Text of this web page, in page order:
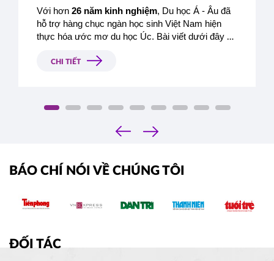
Với hơn 26 năm kinh nghiệm, Du học Á - Âu đã
hỗ trợ hàng chục ngàn học sinh Việt Nam hiện
thực hóa ước mơ du học Úc. Bài viết dưới đây sẽ
đồng thời giới thiệu những trường đại học - cao
CHI TIẾT
‹
›
BÁO CHÍ NÓI VỀ CHÚNG TÔI
ĐỐI TÁC